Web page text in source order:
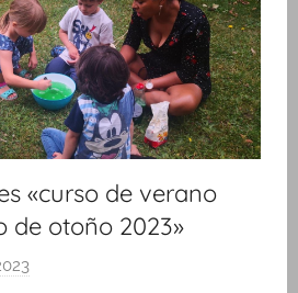
«curso de verano
de otoño 2023»